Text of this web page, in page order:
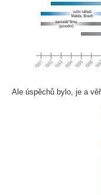
Ale úspěchů bylo, je a